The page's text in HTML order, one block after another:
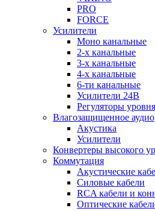
PRO
FORCE
Усилители
Моно канальные
2-х канальные
3-х канальные
4-х канальные
6-ти канальные
Усилители 24В
Регуляторы уровня
Влагозащищенное аудио
Акустика
Усилители
Конвертеры высокого
Коммутация
Акустические
Силовые кабели
RCA кабели и
Оптические